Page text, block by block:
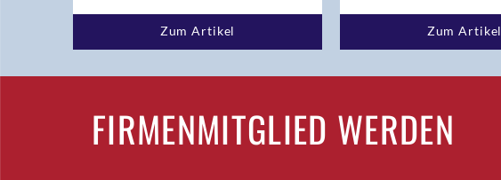
Zum Artikel Zum Artikel
FIRMENMITGLIED WERDEN